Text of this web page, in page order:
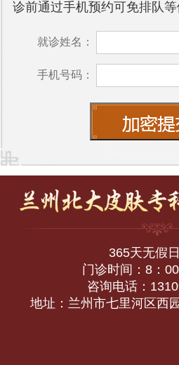
诊前通过手机预约可免排队等
就诊姓名：
手机号码：
365天无假
门诊时间：8：
咨询电话：
地址：兰州市七里河区西